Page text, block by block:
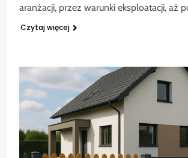
aranżacji, przez warunki eksploatacji, aż
Czytaj więcej